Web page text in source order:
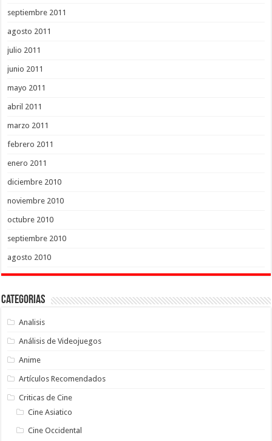
septiembre 2011
agosto 2011
julio 2011
junio 2011
mayo 2011
abril 2011
marzo 2011
febrero 2011
enero 2011
diciembre 2010
noviembre 2010
octubre 2010
septiembre 2010
agosto 2010
Categorias
Analisis
Análisis de Videojuegos
Anime
Artículos Recomendados
Criticas de Cine
Cine Asiatico
Cine Occidental